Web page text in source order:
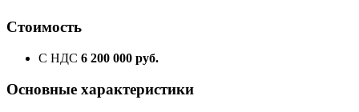
Стоимость
С НДС 6 200 000 руб.
Основные характеристики